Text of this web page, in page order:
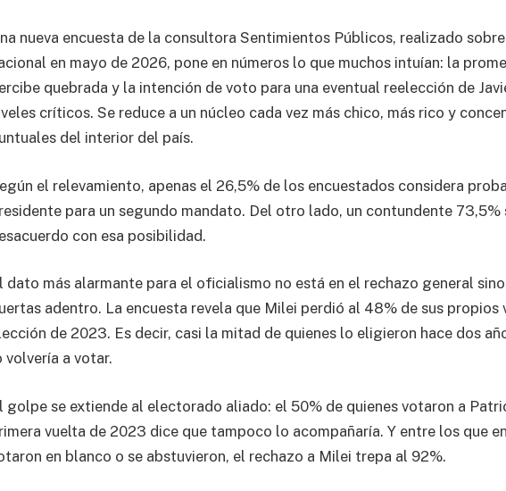
nueva encuesta de la consultora Sentimientos Públicos, realizado
en mayo de 2026, pone en números lo que muchos intuían: la
quebrada y la intención de voto para una eventual reelección de
críticos. Se reduce a un núcleo cada vez más chico, más rico y
del interior del país.
el relevamiento, apenas el 26,5% de los encuestados considera
para un segundo mandato. Del otro lado, un contundente 73,5%
con esa posibilidad.
dato más alarmante para el oficialismo no está en el rechazo general
adentro. La encuesta revela que Milei perdió al 48% de sus propios
de 2023. Es decir, casi la mitad de quienes lo eligieron hace dos
volvería a votar.
golpe se extiende al electorado aliado: el 50% de quienes votaron a
vuelta de 2023 dice que tampoco lo acompañaría. Y entre los que
en blanco o se abstuvieron, el rechazo a Milei trepa al 92%.